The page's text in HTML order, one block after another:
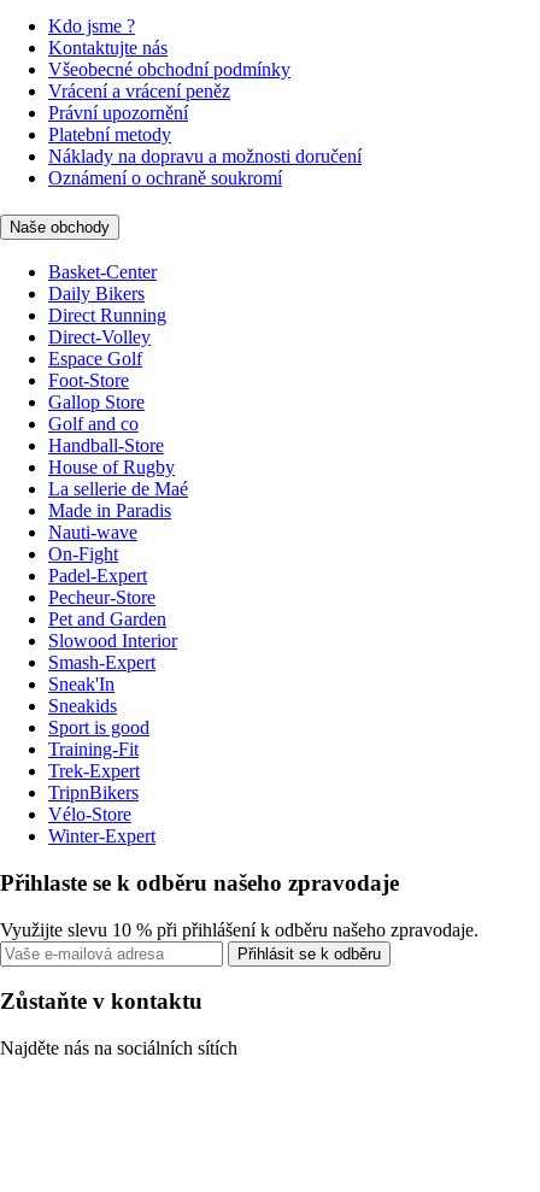
Kdo jsme ?
Kontaktujte nás
Všeobecné obchodní podmínky
Vrácení a vrácení peněz
Právní upozornění
Platební metody
Náklady na dopravu a možnosti doručení
Oznámení o ochraně soukromí
Naše obchody
Basket-Center
Daily Bikers
Direct Running
Direct-Volley
Espace Golf
Foot-Store
Gallop Store
Golf and co
Handball-Store
House of Rugby
La sellerie de Maé
Made in Paradis
Nauti-wave
On-Fight
Padel-Expert
Pecheur-Store
Pet and Garden
Slowood Interior
Smash-Expert
Sneak'In
Sneakids
Sport is good
Training-Fit
Trek-Expert
TripnBikers
Vélo-Store
Winter-Expert
Přihlaste se k odběru našeho zpravodaje
Využijte slevu 10 % při přihlášení k odběru našeho zpravodaje.
Přihlásit se k odběru
Zůstaňte v kontaktu
Najděte nás na sociálních sítích